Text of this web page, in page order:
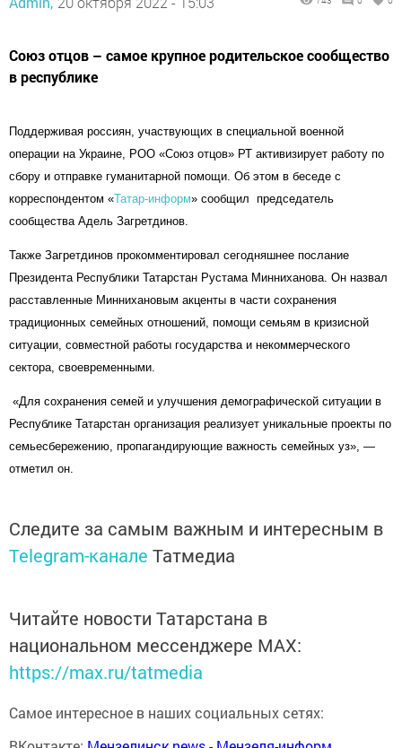
Союз отцов – самое крупное родительское сообщество
в республике
Поддерживая россиян, участвующих в специальной военной
операции на Украине, РОО «Союз отцов» РТ активизирует работу по
сбору и отправке гуманитарной помощи. Об этом в беседе с
корреспондентом «Татар-информ» сообщил председатель
сообщества Адель Загретдинов.
Также Загретдинов прокомментировал сегодняшнее послание
Президента Республики Татарстан Рустама Минниханова. Он назвал
расставленные Миннихановым акценты в части сохранения
традиционных семейных отношений, помощи семьям в кризисной
ситуации, совместной работы государства и некоммерческого
сектора, своевременными.
«Для сохранения семей и улучшения демографической ситуации в
Республике Татарстан организация реализует уникальные проекты по
семьесбережению, пропагандирующие важность семейных уз», —
отметил он.
Следите за самым важным и интересным в
Telegram-канале Татмедиа
Читайте новости Татарстана в
национальном мессенджере MАХ:
https://max.ru/tatmedia
Самое интересное в наших социальных сетях: